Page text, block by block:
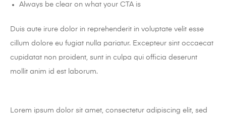
Always be clear on what your CTA is
Duis aute irure dolor in reprehenderit in voluptate velit esse
cillum dolore eu fugiat nulla pariatur. Excepteur sint occaecat
cupidatat non proident, sunt in culpa qui officia deserunt
mollit anim id est laborum.
Lorem ipsum dolor sit amet, consectetur adipiscing elit, sed